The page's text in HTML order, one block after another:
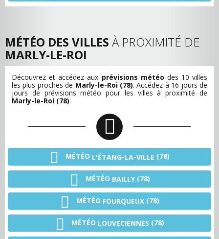
MÉTÉO DES VILLES À PROXIMITÉ DE
MARLY-LE-ROI
Découvrez et accédez aux prévisions météo des 10 villes
les plus proches de Marly-le-Roi (78). Accédez à 16 jours de
jours de prévisions météo pour les villes à proximité de
Marly-le-Roi (78).
MÉTÉO L'ÉTANG-LA-VILLE (78)
MÉTÉO BAILLY(78)
MÉTÉO FOURQUEUX(78)
MÉTÉO LOUVECIENNES (78)